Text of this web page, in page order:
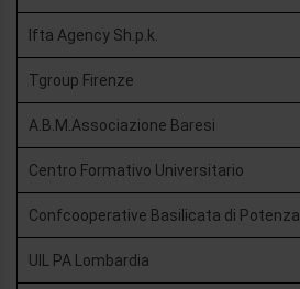
Ifta Agency Sh.p.k.
Tgroup Firenze
A.B.M.Associazione Baresi
Centro Formativo Universitario
Confcooperative Basilicata di Potenza
UIL PA Lombardia